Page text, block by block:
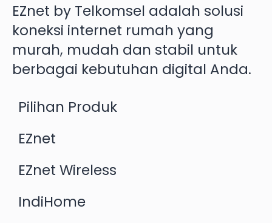
EZnet by Telkomsel adalah solusi
koneksi internet rumah yang
murah, mudah dan stabil untuk
berbagai kebutuhan digital Anda.
Pilihan Produk
EZnet
EZnet Wireless
IndiHome